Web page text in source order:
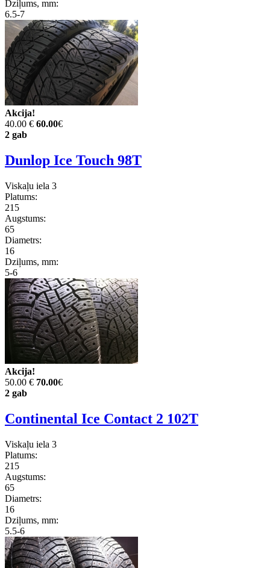
Dziļums, mm:
6.5-7
Akcija!
40.00 € 60.00€
2 gab
Dunlop Ice Touch 98T
Viskaļu iela 3
Platums:
215
Augstums:
65
Diametrs:
16
Dziļums, mm:
5-6
Akcija!
50.00 € 70.00€
2 gab
Continental Ice Contact 2 102T
Viskaļu iela 3
Platums:
215
Augstums:
65
Diametrs:
16
Dziļums, mm:
5.5-6